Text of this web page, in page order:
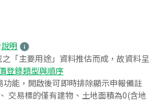
說明
「主要用途」資料推估而成，故資料呈
登錄類型與順序
能，開啟後可即時排除顯示申報備註
交易標的僅有建物、土地面積為0(含地